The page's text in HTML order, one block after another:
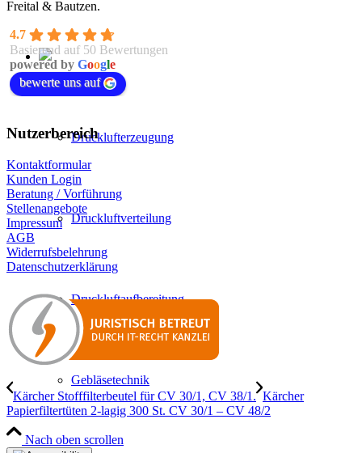
Drucklufterzeugung
Druckluftverteilung
Druckluftaufbereitung
Gebläsetechnik
Freital & Bautzen.
4.7
Basierend auf 50 Bewertungen
powered by Google
bewerte uns auf
Nutzerbereich
Kontaktformular
Kunden Login
Beratung / Vorführung
Stellenangebote
Impressum
AGB
Widerrufsbelehrung
Datenschutzerklärung
Kärcher Stofffilterbeutel für CV 30/1, CV 38/1. Kärcher
Papierfiltertüten 2-lagig 300 St. CV 30/1 – CV 48/2
Nach oben scrollen